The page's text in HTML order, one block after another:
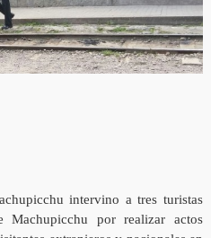
intervino a tres turistas
Machupicchu por realizar actos